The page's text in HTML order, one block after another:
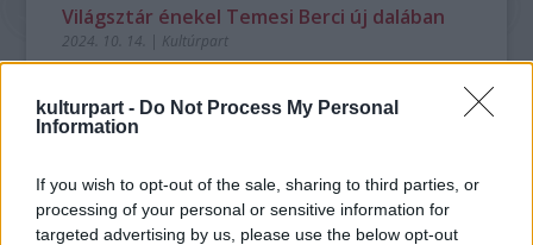
kulturpart - Do Not Process My Personal
Information
If you wish to opt-out of the sale, sharing to third parties, or
processing of your personal or sensitive information for
targeted advertising by us, please use the below opt-out
Világsztár énekel Temesi Berci új dalában
2024. 10. 14. | Kultúrpart
A brit acid-jazz legenda Incognito énekesnője, Deborah Bond
vendégszerepel Temesi Berci új dalában. A basszusgitáros
hatodik szólólemeze jövőre jelenik meg, a Soul is the flavour
tovább